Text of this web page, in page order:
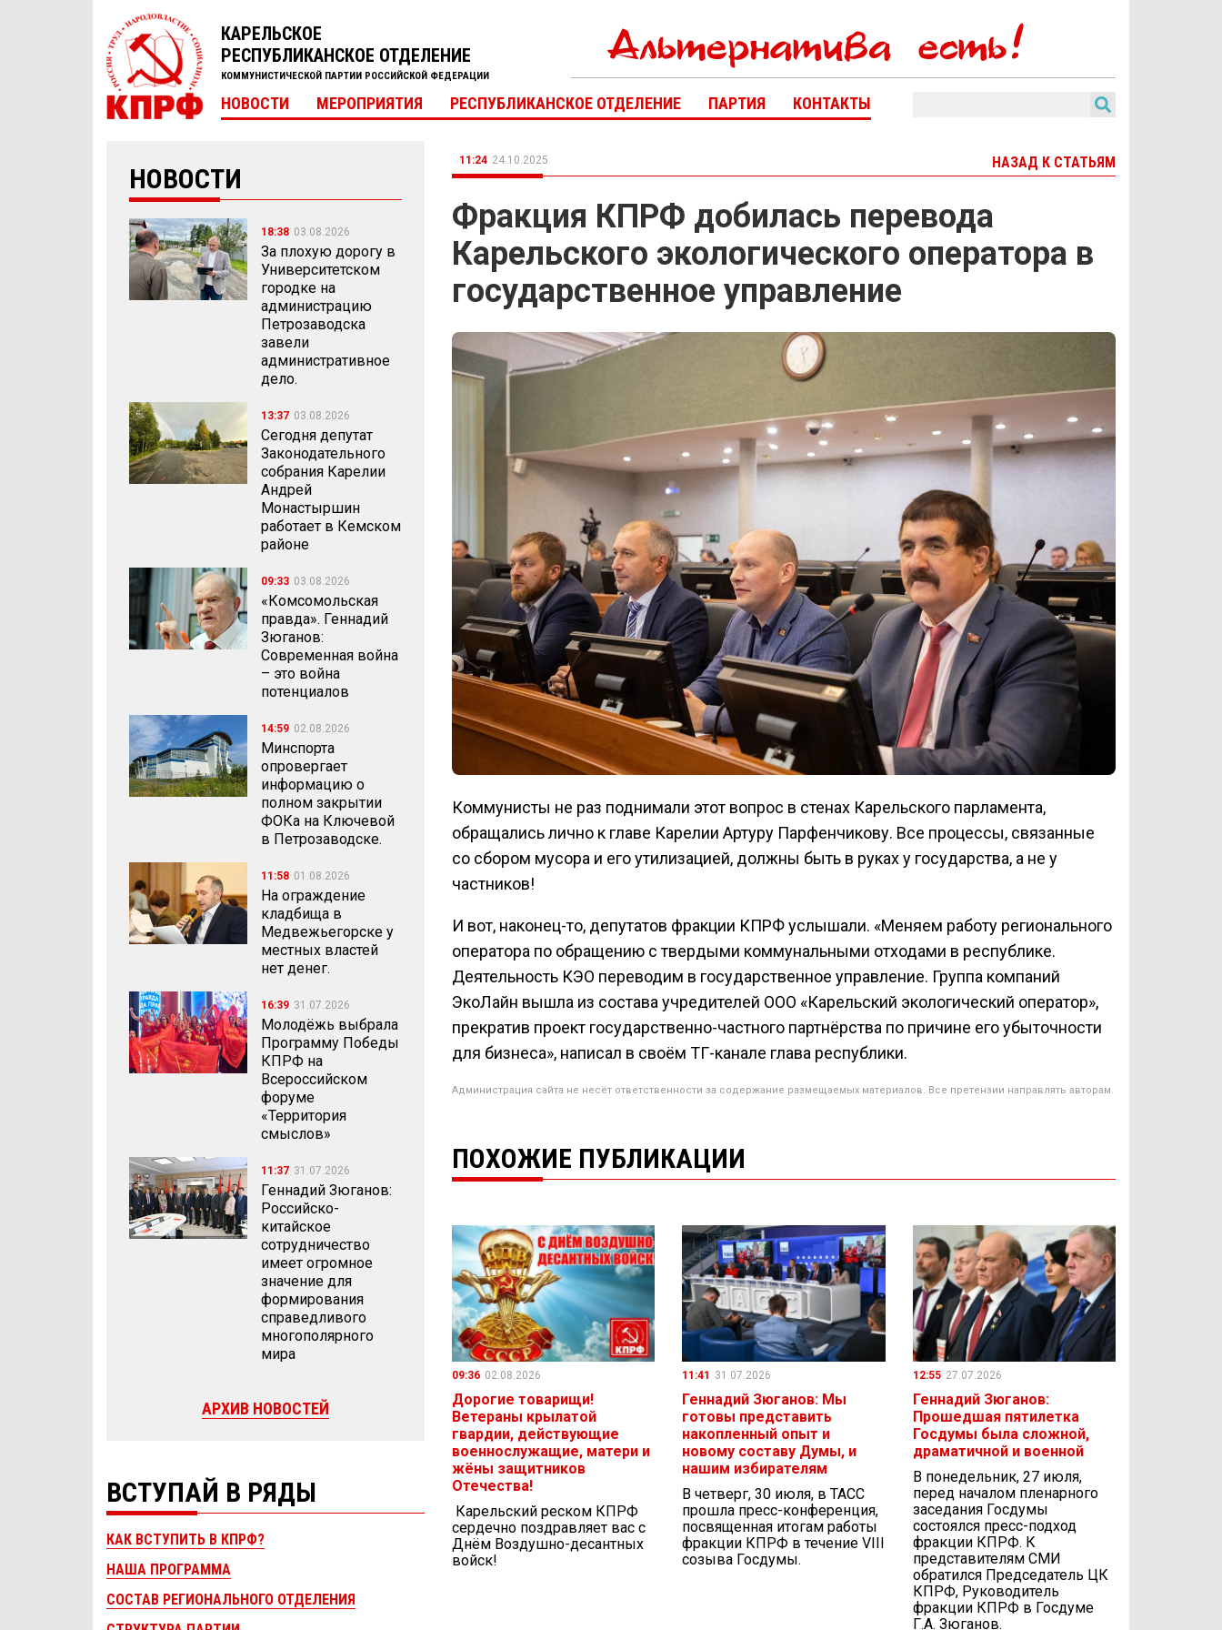
КАРЕЛЬСКОЕ
РЕСПУБЛИКАНСКОЕ ОТДЕЛЕНИЕ
КОММУНИСТИЧЕСКОЙ ПАРТИИ РОССИЙСКОЙ ФЕДЕРАЦИИ
НОВОСТИ МЕРОПРИЯТИЯ РЕСПУБЛИКАНСКОЕ ОТДЕЛЕНИЕ ПАРТИЯ КОНТАКТЫ
НОВОСТИ
18:38 03.08.2026
За плохую дорогу в
Университетском
городке на
администрацию
Петрозаводска
завели
административное
дело.
13:37 03.08.2026
Сегодня депутат
Законодательного
собрания Карелии
Андрей
Монастыршин
работает в Кемском
районе
09:33 03.08.2026
«Комсомольская
правда». Геннадий
Зюганов:
Современная война
– это война
потенциалов
14:59 02.08.2026
Минспорта
опровергает
информацию о
полном закрытии
ФОКа на Ключевой
в Петрозаводске.
11:58 01.08.2026
На ограждение
кладбища в
Медвежьегорске у
местных властей
нет денег.
16:39 31.07.2026
Молодёжь выбрала
Программу Победы
КПРФ на
Всероссийском
форуме
«Территория
смыслов»
11:37 31.07.2026
Геннадий Зюганов:
Российско-
китайское
сотрудничество
имеет огромное
значение для
формирования
справедливого
многополярного
мира
АРХИВ НОВОСТЕЙ
ВСТУПАЙ В РЯДЫ
КАК ВСТУПИТЬ В КПРФ?
НАША ПРОГРАММА
СОСТАВ РЕГИОНАЛЬНОГО ОТДЕЛЕНИЯ
11:24 24.10.2025 НАЗАД К СТАТЬЯМ
Фракция КПРФ добилась перевода
Карельского экологического оператора в
государственное управление
Коммунисты не раз поднимали этот вопрос в стенах Карельского парламента,
обращались лично к главе Карелии Артуру Парфенчикову. Все процессы, связанные
со сбором мусора и его утилизацией, должны быть в руках у государства, а не у
частников!
И вот, наконец-то, депутатов фракции КПРФ услышали. «Меняем работу регионального
оператора по обращению с твердыми коммунальными отходами в республике.
Деятельность КЭО переводим в государственное управление. Группа компаний
ЭкоЛайн вышла из состава учредителей ООО «Карельский экологический оператор»,
прекратив проект государственно-частного партнёрства по причине его убыточности
для бизнеса», написал в своём ТГ-канале глава республики.
Администрация сайта не несёт ответственности за содержание размещаемых материалов. Все претензии направлять авторам.
ПОХОЖИЕ ПУБЛИКАЦИИ
09:36 02.08.2026
Дорогие товарищи!
Ветераны крылатой
гвардии, действующие
военнослужащие, матери и
жёны защитников
Отечества!
Карельский реском КПРФ
сердечно поздравляет вас с
Днём Воздушно-десантных
войск!
11:41 31.07.2026
Геннадий Зюганов: Мы
готовы представить
накопленный опыт и
новому составу Думы, и
нашим избирателям
В четверг, 30 июля, в ТАСС
прошла пресс-конференция,
посвященная итогам работы
фракции КПРФ в течение VIII
созыва Госдумы.
12:55 27.07.2026
Геннадий Зюганов:
Прошедшая пятилетка
Госдумы была сложной,
драматичной и военной
В понедельник, 27 июля,
перед началом пленарного
заседания Госдумы
состоялся пресс-подход
фракции КПРФ. К
представителям СМИ
обратился Председатель ЦК
КПРФ, Руководитель
фракции КПРФ в Госдуме
Г.А. Зюганов.